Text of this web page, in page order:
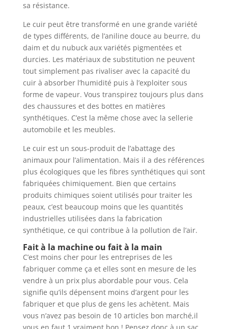
sa résistance.
Le cuir peut être transformé en une grande variété
de types différents, de l’aniline douce au beurre, du
daim et du nubuck aux variétés pigmentées et
durcies. Les matériaux de substitution ne peuvent
tout simplement pas rivaliser avec la capacité du
cuir à absorber l’humidité puis à l’exploiter sous
forme de vapeur. Vous transpirez toujours plus dans
des chaussures et des bottes en matières
synthétiques. C’est la même chose avec la sellerie
automobile et les meubles.
Le cuir est un sous-produit de l’abattage des
animaux pour l’alimentation. Mais il a des références
plus écologiques que les fibres synthétiques qui sont
fabriquées chimiquement. Bien que certains
produits chimiques soient utilisés pour traiter les
peaux, c’est beaucoup moins que les quantités
industrielles utilisées dans la fabrication
synthétique, ce qui contribue à la pollution de l’air.
Fait à la machine ou fait à la main
C’est moins cher pour les entreprises de les
fabriquer comme ça et elles sont en mesure de les
vendre à un prix plus abordable pour vous. Cela
signifie qu’ils dépensent moins d’argent pour les
fabriquer et que plus de gens les achètent. Mais
vous n’avez pas besoin de 10 articles bon marché,il